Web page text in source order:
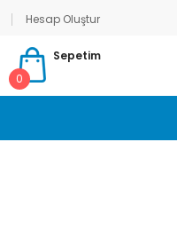
Hesap Oluştur
Sepetim
0